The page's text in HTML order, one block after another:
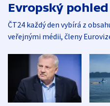
Evropský pohled
ČT24 každý den vybírá z
veřejnými médii, členy